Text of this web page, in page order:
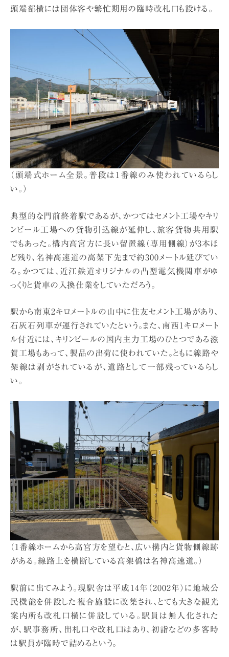
頭端部横には団体客や繁忙期用の臨時改札口も設ける。
（頭端式ホーム全景。普段は1番線のみ使われているらし
い。）
典型的な門前終着駅であるが、かつてはセメント工場やキリ
ンビール工場への貨物引込線が延伸し、旅客貨物共用駅
でもあった。構内高宮方に長い留置線（専用側線）が3本ほ
ど残り、名神高速道の高架下先まで約300メートル延びてい
る。かつては、近江鉄道オリジナルの凸型電気機関車がゆ
っくりと貨車の入換仕業をしていただろう。
駅から南東2キロメートルの山中に住友セメント工場があり、
石灰石列車が運行されていたという。また、南西1キロメート
ル付近には、キリンビールの国内主力工場のひとつである滋
賀工場もあって、製品の出荷に使われていた。ともに線路や
架線は剥がされているが、道路として一部残っているらし
い。
（1番線ホームから高宮方を望むと、広い構内と貨物側線跡
がある。線路上を横断している高架橋は名神高速道。）
駅前に出てみよう。現駅舎は平成14年（2002年）に地域公
民機能を併設した複合施設に改築され、とても大きな観光
案内所も改札口横に併設している。駅員は無人化された
が、駅事務所、出札口や改札口はあり、初詣などの多客時
は駅員が臨時で詰めるという。